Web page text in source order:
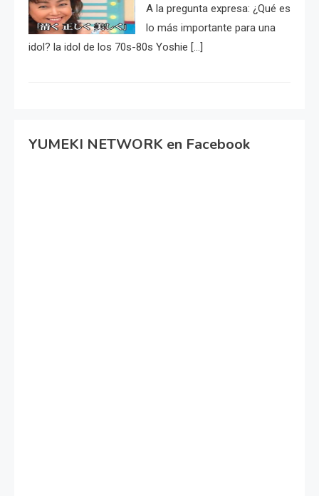
A la pregunta expresa: ¿Qué es
lo más importante para una
idol? la idol de los 70s-80s Yoshie […]
YUMEKI NETWORK en Facebook